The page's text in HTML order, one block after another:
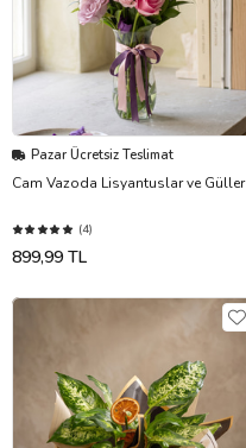
Pazar Ücretsiz Teslimat
Cam Vazoda Lisyantuslar ve Güller
(4)
899,99 TL